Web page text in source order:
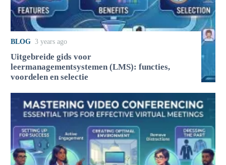
BLOG 3 years ago
Uitgebreide gids voor
leermanagementsystemen (LMS): functies,
voordelen en selectie